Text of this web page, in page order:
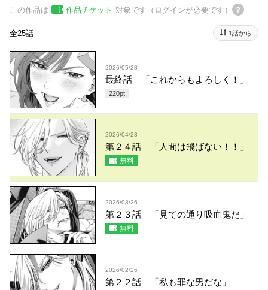
この作品は 作品チケット 対象です（ログインが必要です）
全25話 1話から
2026/05/28
最終話 「これからもよろしく！」
220pt
2026/04/23
第２４話 「人間は飛ばない！！」
無料
2026/03/26
第２３話 「見ての通り吸血鬼だ」
無料
2026/02/26
第２２話 「私も罪な男だな」